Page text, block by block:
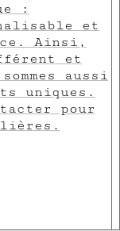
:
et
Ainsi,
et
aussi
uniques.
pour